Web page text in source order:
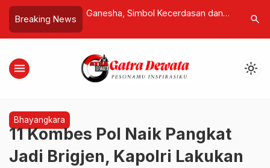
Breaking News
Perang
Ancaman Krisis
Ganesha, Simbol Kecerdasan dan
Sains
search
menu light_mode
Bhayangkara
11 Kombes Pol Naik Pangkat
Jadi Brigjen, Kapolri Lakukan